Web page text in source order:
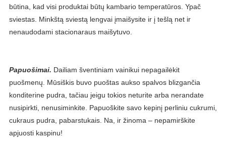
būtina, kad visi produktai būtų kambario temperatūros. Ypač
sviestas. Minkštą sviestą lengvai įmaišysite ir į tešlą net ir
nenaudodami stacionaraus maišytuvo.
Papuošimai. Dailiam šventiniam vainikui nepagailėkit
puošmenų. Mūsiškis buvo puoštas aukso spalvos blizgančia
konditerine pudra, tačiau jeigu tokios neturite arba nerandate
nusipirkti, nenusiminkite. Papuoškite savo kepinį perliniu cukrumi,
cukraus pudra, pabarstukais. Na, ir žinoma – nepamirškite
apjuosti kaspinu!